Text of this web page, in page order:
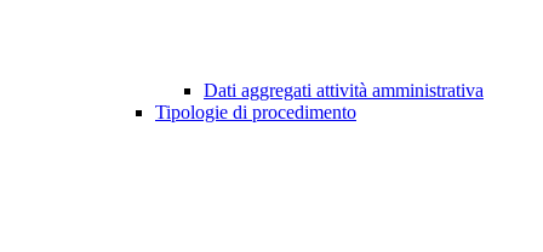
Dati aggregati attività amministrativa
Tipologie di procedimento